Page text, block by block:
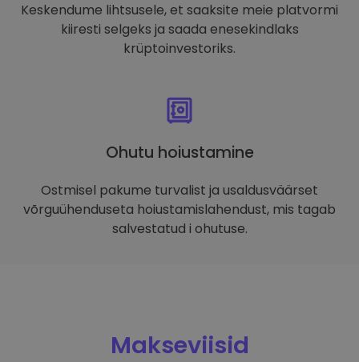
Keskendume lihtsusele, et saaksite meie platvormi
kiiresti selgeks ja saada enesekindlaks
krüptoinvestoriks.
Ohutu hoiustamine
Ostmisel pakume turvalist ja usaldusväärset
võrguühenduseta hoiustamislahendust, mis tagab
salvestatud i ohutuse.
Makseviisid